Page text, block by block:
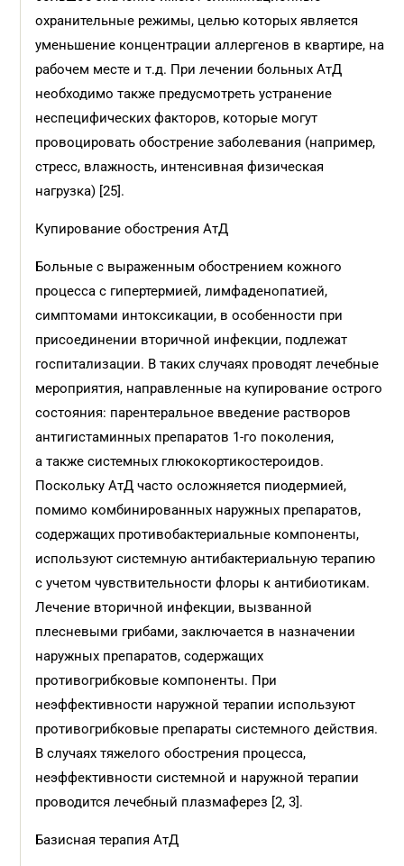
охранительные режимы, целью которых является
уменьшение концентрации аллергенов в квартире, на
рабочем месте и т.д. При лечении больных АтД
необходимо также предусмотреть устранение
неспецифических факторов, которые могут
провоцировать обострение заболевания (например,
стресс, влажность, интенсивная физическая
нагрузка) [25].
Купирование обострения АтД
Больные с выраженным обострением кожного
процесса с гипертермией, лимфаденопатией,
симптомами интоксикации, в особенности при
присоединении вторичной инфекции, подлежат
госпитализации. В таких случаях проводят лечебные
мероприятия, направленные на купирование острого
состояния: парентеральное введение растворов
антигистаминных препаратов 1-го поколения,
а также системных глюкокортикостероидов.
Поскольку АтД часто осложняется пиодермией,
помимо комбинированных наружных препаратов,
содержащих противобактериальные компоненты,
используют системную антибактериальную терапию
с учетом чувствительности флоры к антибиотикам.
Лечение вторичной инфекции, вызванной
плесневыми грибами, заключается в назначении
наружных препаратов, содержащих
противогрибковые компоненты. При
неэффективности наружной терапии используют
противогрибковые препараты системного действия.
В случаях тяжелого обострения процесса,
неэффективности системной и наружной терапии
проводится лечебный плазмаферез [2, 3].
Базисная терапия АтД